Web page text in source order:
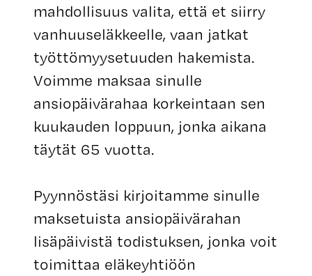
mahdollisuus valita, että et siirry
vanhuuseläkkeelle, vaan jatkat
työttömyysetuuden hakemista.
Voimme maksaa sinulle
ansiopäivärahaa korkeintaan sen
kuukauden loppuun, jonka aikana
täytät 65 vuotta.
Pyynnöstäsi kirjoitamme sinulle
maksetuista ansiopäivärahan
lisäpäivistä todistuksen, jonka voit
toimittaa eläkeyhtiöön